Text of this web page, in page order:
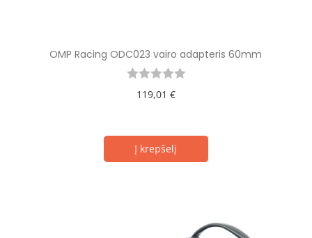
OMP Racing ODC023 vairo adapteris 60mm
119,01 €
Į krepšelį